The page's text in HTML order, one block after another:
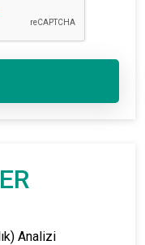
Analizi